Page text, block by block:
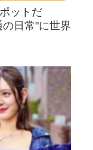
ットだ
日常"に世界